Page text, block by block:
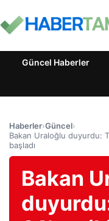
Güncel Haberler
Haberler›Güncel›
Bakan Uraloğlu duyurdu:
başladı
Bakan